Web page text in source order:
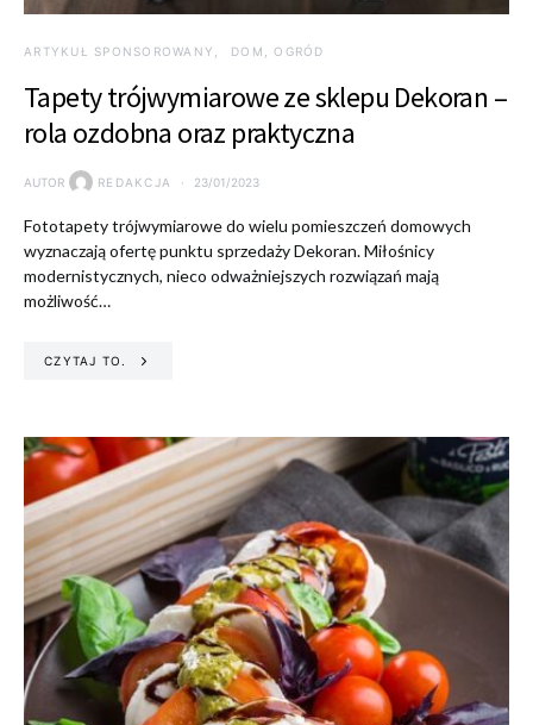
ARTYKUŁ SPONSOROWANY DOM, OGRÓD
Tapety trójwymiarowe ze sklepu Dekoran –
rola ozdobna oraz praktyczna
AUTOR REDAKCJA 23/01/2023
Fototapety trójwymiarowe do wielu pomieszczeń domowych
wyznaczają ofertę punktu sprzedaży Dekoran. Miłośnicy
modernistycznych, nieco odważniejszych rozwiązań mają
możliwość…
CZYTAJ TO.